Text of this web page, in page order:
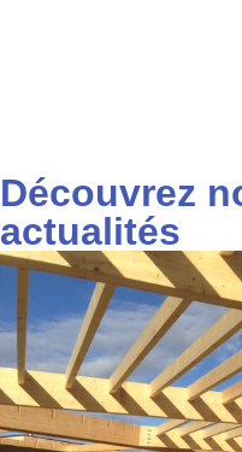
Découvrez
actualités